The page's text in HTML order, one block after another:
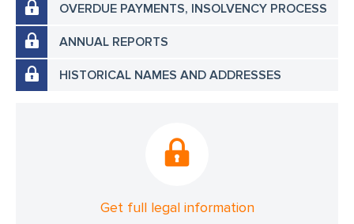
OVERDUE PAYMENTS, INSOLVENCY PROCESS
ANNUAL REPORTS
HISTORICAL NAMES AND ADDRESSES
Get full legal information